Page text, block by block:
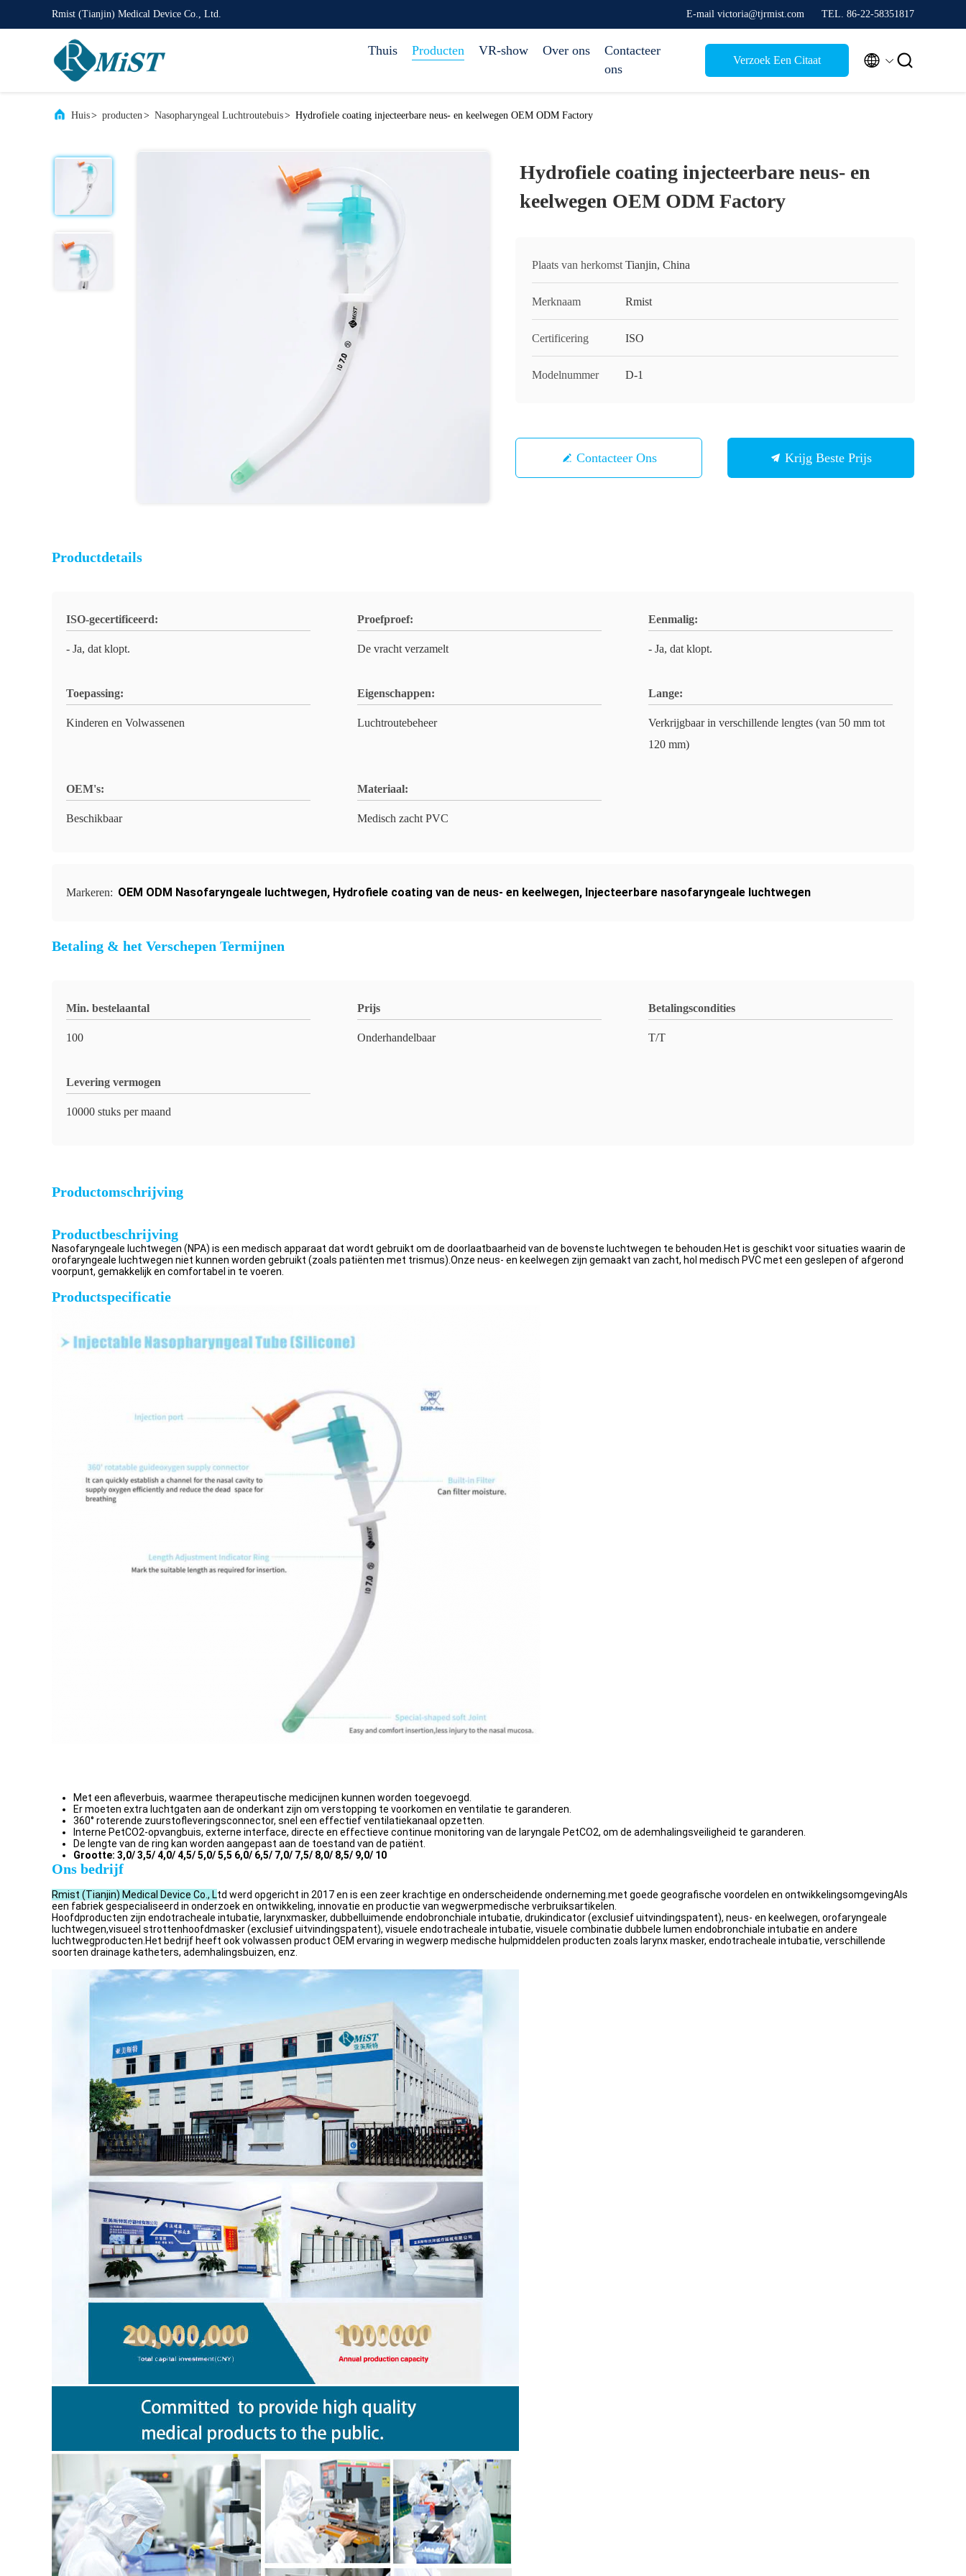
Rmist (Tianjin) Medical Device Co., Ltd. E-mail victoria@tjrmist.com TEL. 86-22-58351817
Thuis Producten VR-show Over ons
Contacteer
ons
Verzoek Een Citaat  
Huis> producten> Nasopharyngeal Luchtroutebuis> Hydrofiele coating injecteerbare neus- en keelwegen OEM ODM Factory
Hydrofiele coating injecteerbare neus- en
keelwegen OEM ODM Factory
Plaats van herkomst Tianjin, China
Merknaam Rmist
Certificering ISO
Modelnummer D-1
Contacteer Ons Krijg Beste Prijs
Productdetails
ISO-gecertificeerd:
- Ja, dat klopt.
Proefproef:
De vracht verzamelt
Eenmalig:
- Ja, dat klopt.
Toepassing:
Kinderen en Volwassenen
Eigenschappen:
Luchtroutebeheer
Lange:
Verkrijgbaar in verschillende lengtes (van 50 mm tot
120 mm)
OEM's:
Beschikbaar
Materiaal:
Medisch zacht PVC
Markeren: OEM ODM Nasofaryngeale luchtwegen, Hydrofiele coating van de neus- en keelwegen, Injecteerbare nasofaryngeale luchtwegen
Betaling & het Verschepen Termijnen
Min. bestelaantal
100
Prijs
Onderhandelbaar
Betalingscondities
T/T
Levering vermogen
10000 stuks per maand
Productomschrijving
Productbeschrijving
Nasofaryngeale luchtwegen (NPA) is een medisch apparaat dat wordt gebruikt om de doorlaatbaarheid van de bovenste luchtwegen te behouden.Het is geschikt voor situaties waarin de
orofaryngeale luchtwegen niet kunnen worden gebruikt (zoals patiënten met trismus).Onze neus- en keelwegen zijn gemaakt van zacht, hol medisch PVC met een geslepen of afgerond
voorpunt, gemakkelijk en comfortabel in te voeren.
Productspecificatie
Met een afleverbuis, waarmee therapeutische medicijnen kunnen worden toegevoegd.
Er moeten extra luchtgaten aan de onderkant zijn om verstopping te voorkomen en ventilatie te garanderen.
360° roterende zuurstofleveringsconnector, snel een effectief ventilatiekanaal opzetten.
Interne PetCO2-opvangbuis, externe interface, directe en effectieve continue monitoring van de laryngale PetCO2, om de ademhalingsveiligheid te garanderen.
De lengte van de ring kan worden aangepast aan de toestand van de patiënt.
Grootte: 3,0/ 3,5/ 4,0/ 4,5/ 5,0/ 5,5 6,0/ 6,5/ 7,0/ 7,5/ 8,0/ 8,5/ 9,0/ 10
Ons bedrijf
Rmist (Tianjin) Medical Device Co., Ltd werd opgericht in 2017 en is een zeer krachtige en onderscheidende onderneming.met goede geografische voordelen en ontwikkelingsomgevingAls
een fabriek gespecialiseerd in onderzoek en ontwikkeling, innovatie en productie van wegwerpmedische verbruiksartikelen.
Hoofdproducten zijn endotracheale intubatie, larynxmasker, dubbelluimende endobronchiale intubatie, drukindicator (exclusief uitvindingspatent), neus- en keelwegen, orofaryngeale
luchtwegen,visueel strottenhoofdmasker (exclusief uitvindingspatent), visuele endotracheale intubatie, visuele combinatie dubbele lumen endobronchiale intubatie en andere
luchtwegproducten.Het bedrijf heeft ook volwassen product OEM ervaring in wegwerp medische hulpmiddelen producten zoals larynx masker, endotracheale intubatie, verschillende
soorten drainage katheters, ademhalingsbuizen, enz.